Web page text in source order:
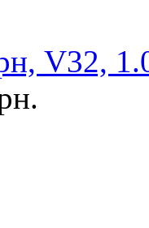
V32,